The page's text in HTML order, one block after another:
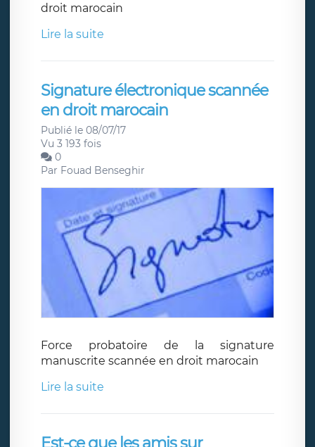
droit marocain
Lire la suite
Signature électronique scannée
en droit marocain
Publié le 08/07/17
Vu 3 193 fois
0
Par Fouad Benseghir
Force probatoire de la signature
manuscrite scannée en droit marocain
Lire la suite
Est-ce que les amis sur